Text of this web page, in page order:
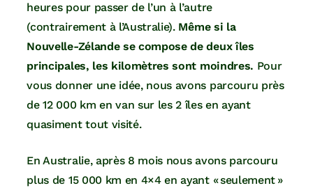
heures pour passer de l’un à l’autre
(contrairement à l’Australie). Même si la
Nouvelle-Zélande se compose de deux îles
principales, les kilomètres sont moindres. Pour
vous donner une idée, nous avons parcouru près
de 12 000 km en van sur les 2 îles en ayant
quasiment tout visité.
En Australie, après 8 mois nous avons parcouru
plus de 15 000 km en 4×4 en ayant « seulement »